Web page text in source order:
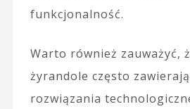
funkcjonalność.
Warto również zauważyć,
żyrandole często
rozwiązania